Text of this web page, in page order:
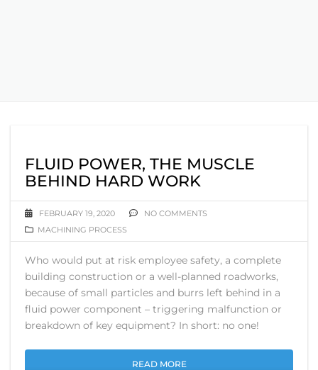
FLUID POWER, THE MUSCLE
BEHIND HARD WORK
FEBRUARY 19, 2020
NO COMMENTS
MACHINING PROCESS
Who would put at risk employee safety, a complete
building construction or a well-planned roadworks,
because of small particles and burrs left behind in a
fluid power component – triggering malfunction or
breakdown of key equipment? In short: no one!
READ MORE